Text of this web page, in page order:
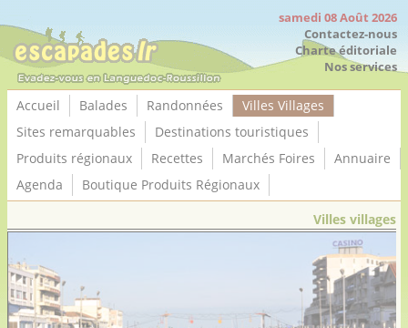
samedi 08 Août 2026
Contactez-nous
Charte éditoriale
Nos services
Accueil Balades Randonnées
Villes Villages
Sites remarquables
Destinations touristiques
Produits régionaux
Recettes Marchés Foires
Annuaire
Agenda
Boutique Produits Régionaux
Villes villages